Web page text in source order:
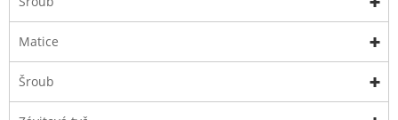
Matice
Šroub